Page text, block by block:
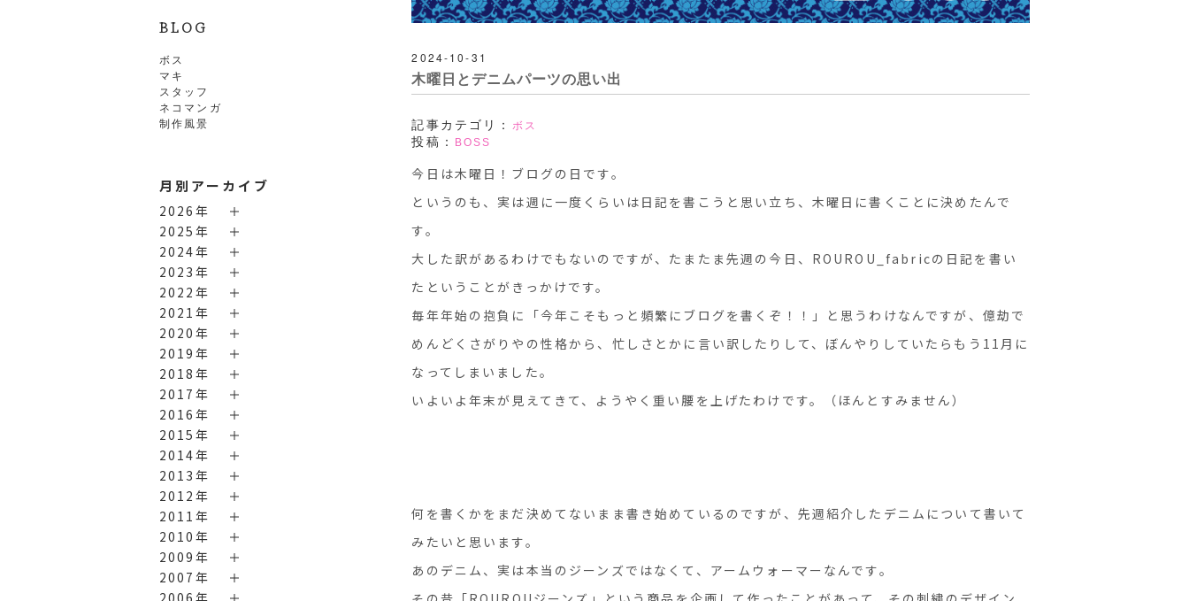
BLOG
ボス
マキ
スタッフ
ネコマンガ
制作風景
月別アーカイブ
2026年
2025年
2024年
2023年
2022年
2021年
2020年
2019年
2018年
2017年
2016年
2015年
2014年
2013年
2012年
2011年
2010年
2009年
2007年
2024-10-31
木曜日とデニムパーツの思い出
記事カテゴリ： ボス
投稿： BOSS
今日は木曜日！ブログの日です。
というのも、実は週に一度くらいは日記を書こうと思い立ち、木曜日に書くことに決めたんで
す。
大した訳があるわけでもないのですが、たまたま先週の今日、ROUROU_fabricの日記を書い
たということがきっかけです。
毎年年始の抱負に「今年こそもっと頻繁にブログを書くぞ！！」と思うわけなんですが、億劫で
めんどくさがりやの性格から、忙しさとかに言い訳したりして、ぼんやりしていたらもう11月に
なってしまいました。
いよいよ年末が見えてきて、ようやく重い腰を上げたわけです。（ほんとすみません）
何を書くかをまだ決めてないまま書き始めているのですが、先週紹介したデニムについて書いて
みたいと思います。
あのデニム、実は本当のジーンズではなくて、アームウォーマーなんです。